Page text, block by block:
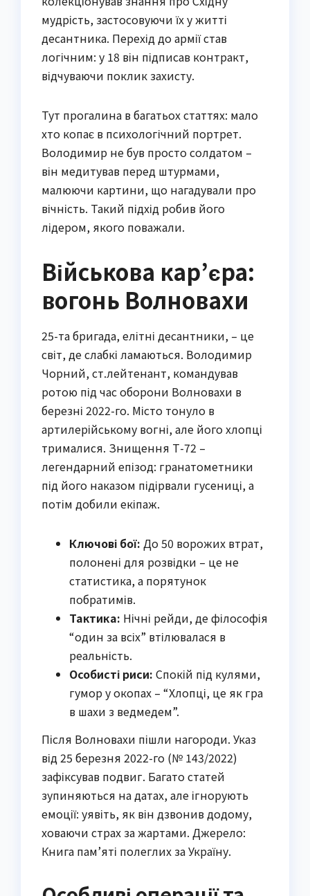
мудрість, застосовуючи їх у житті
десантника. Перехід до армії став
логічним: у 18 він підписав контракт,
відчуваючи поклик захисту.
Тут прогалина в багатьох статтях: мало
хто копає в психологічний портрет.
Володимир не був просто солдатом –
він медитував перед штурмами,
малюючи картини, що нагадували про
вічність. Такий підхід робив його
лідером, якого поважали.
Військова кар’єра:
вогонь Волновахи
25-та бригада, елітні десантники, – це
світ, де слабкі ламаються. Володимир
Чорний, ст.лейтенант, командував
ротою під час оборони Волновахи в
березні 2022-го. Місто тонуло в
артилерійському вогні, але його хлопці
трималися. Знищення Т-72 –
легендарний епізод: гранатометники
під його наказом підірвали гусениці, а
потім добили екіпаж.
Ключові бої: До 50 ворожих втрат,
полонені для розвідки – це не
статистика, а порятунок
побратимів.
Тактика: Нічні рейди, де філософія
“один за всіх” втілювалася в
реальність.
Особисті риси: Спокій під кулями,
гумор у окопах – “Хлопці, це як гра
в шахи з ведмедем”.
Після Волновахи пішли нагороди. Указ
від 25 березня 2022-го (№ 143/2022)
зафіксував подвиг. Багато статей
зупиняються на датах, але ігнорують
емоції: уявіть, як він дзвонив додому,
ховаючи страх за жартами. Джерело:
Книга пам’яті полеглих за Україну.